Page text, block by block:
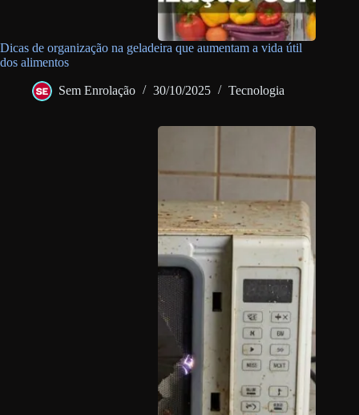
Dicas de organização na geladeira que aumentam a vida útil
dos alimentos
Sem Enrolação 30/10/2025 Tecnologia